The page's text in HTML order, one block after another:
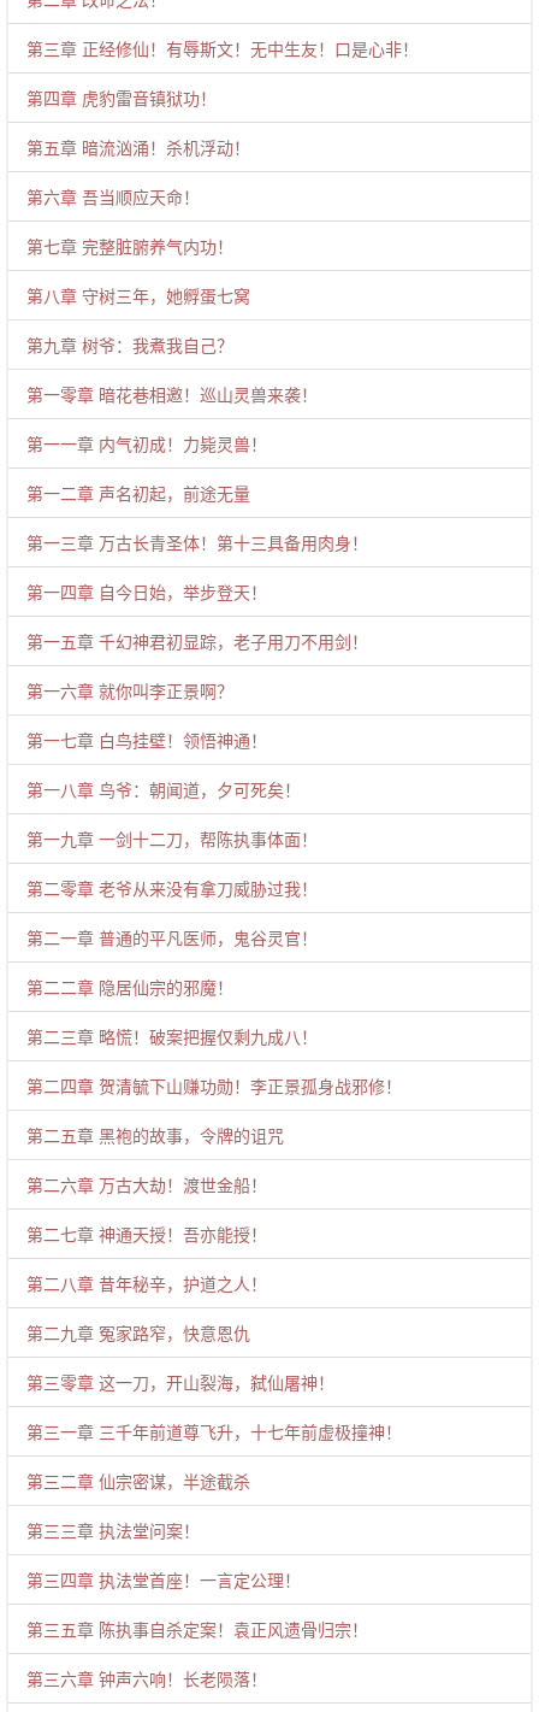
第三章 正经修仙！有辱斯文！无中生友！口是心非！
第四章 虎豹雷音镇狱功！
第五章 暗流汹涌！杀机浮动！
第六章 吾当顺应天命！
第七章 完整脏腑养气内功！
第八章 守树三年，她孵蛋七窝
第九章 树爷：我煮我自己？
第一零章 暗花巷相邀！巡山灵兽来袭！
第一一章 内气初成！力毙灵兽！
第一二章 声名初起，前途无量
第一三章 万古长青圣体！第十三具备用肉身！
第一四章 自今日始，举步登天！
第一五章 千幻神君初显踪，老子用刀不用剑！
第一六章 就你叫李正景啊？
第一七章 白鸟挂壁！领悟神通！
第一八章 鸟爷：朝闻道，夕可死矣！
第一九章 一剑十二刀，帮陈执事体面！
第二零章 老爷从来没有拿刀威胁过我！
第二一章 普通的平凡医师，鬼谷灵官！
第二二章 隐居仙宗的邪魔！
第二三章 略慌！破案把握仅剩九成八！
第二四章 贺清毓下山赚功勋！李正景孤身战邪修！
第二五章 黑袍的故事，令牌的诅咒
第二六章 万古大劫！渡世金船！
第二七章 神通天授！吾亦能授！
第二八章 昔年秘辛，护道之人！
第二九章 冤家路窄，快意恩仇
第三零章 这一刀，开山裂海，弑仙屠神！
第三一章 三千年前道尊飞升，十七年前虚极撞神！
第三二章 仙宗密谋，半途截杀
第三三章 执法堂问案！
第三四章 执法堂首座！一言定公理！
第三五章 陈执事自杀定案！袁正风遗骨归宗！
第三六章 钟声六响！长老陨落！